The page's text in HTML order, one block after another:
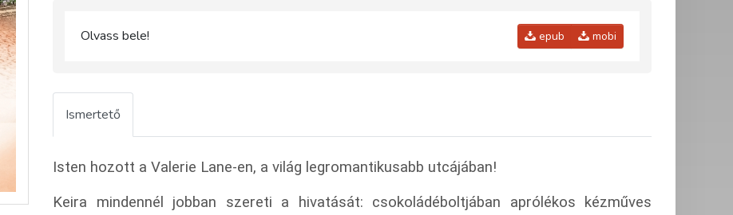
Olvass bele! epub mobi
Ismertető
Isten hozott a Valerie Lane-en, a világ legromantikusabb utcájában!
Keira mindennél jobban szereti a hivatását: csokoládéboltjában aprólékos kézműves